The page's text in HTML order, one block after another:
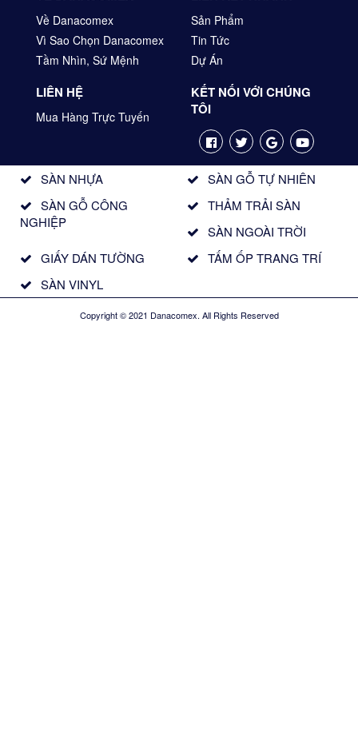
Về Danacomex
Vì Sao Chọn Danacomex
Tầm Nhìn, Sứ Mệnh
LIÊN HỆ
Mua Hàng Trực Tuyến
Sản Phẩm
Tin Tức
Dự Án
KẾT NỐI VỚI CHÚNG
TÔI
SÀN NHỰA
SÀN GỖ TỰ NHIÊN
SÀN GỖ CÔNG
NGHIỆP
THẢM TRẢI SÀN
SÀN NGOÀI TRỜI
GIẤY DÁN TƯỜNG
TẤM ỐP TRANG TRÍ
SÀN VINYL
Copyright © 2021 Danacomex. All Rights Reserved